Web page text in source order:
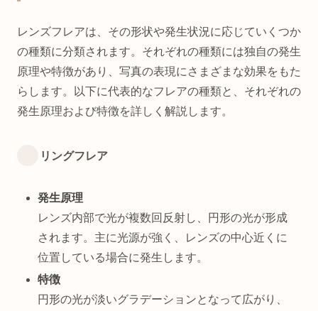
レンズフレアは、その形状や発生状況に応じていくつか
の種類に分類されます。それぞれの種類には独自の発生
原理や特徴があり、写真の表現にさまざまな効果をもた
らします。以下に代表的なフレアの種類と、それぞれの
発生原理および特徴を詳しく解説します。
リングフレア
発生原理
レンズ内部で光が複数回反射し、円形の光が形成
されます。主に光源が強く、レンズの中心近くに
位置している場合に発生します。
特徴
円形の光が淡いグラデーションとなって広がり、